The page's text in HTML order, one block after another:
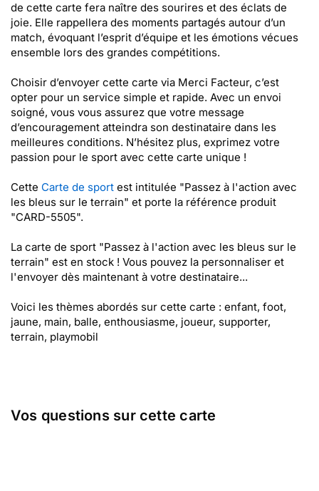
de cette carte fera naître des sourires et des éclats de
joie. Elle rappellera des moments partagés autour d’un
match, évoquant l’esprit d’équipe et les émotions vécues
ensemble lors des grandes compétitions.
Choisir d’envoyer cette carte via Merci Facteur, c’est
opter pour un service simple et rapide. Avec un envoi
soigné, vous vous assurez que votre message
d’encouragement atteindra son destinataire dans les
meilleures conditions. N’hésitez plus, exprimez votre
passion pour le sport avec cette carte unique !
Cette Carte de sport est intitulée "Passez à l'action avec
les bleus sur le terrain" et porte la référence produit
"CARD-5505".
La carte de sport "Passez à l'action avec les bleus sur le
terrain" est en stock ! Vous pouvez la personnaliser et
l'envoyer dès maintenant à votre destinataire...
Voici les thèmes abordés sur cette carte : enfant, foot,
jaune, main, balle, enthousiasme, joueur, supporter,
terrain, playmobil
Vos questions sur cette carte